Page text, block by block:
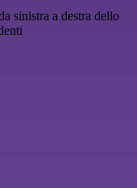
sinistra a destra dello